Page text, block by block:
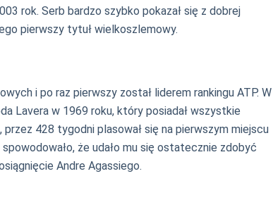
rok. Serb bardzo szybko pokazał się z dobrej
pierwszy tytuł wielkoszlemowy.
i po raz pierwszy został liderem rankingu ATP. W
Lavera w 1969 roku, który posiadał wszystkie
428 tygodni plasował się na pierwszym miejscu
że udało mu się ostatecznie zdobyć
Andre Agassiego.